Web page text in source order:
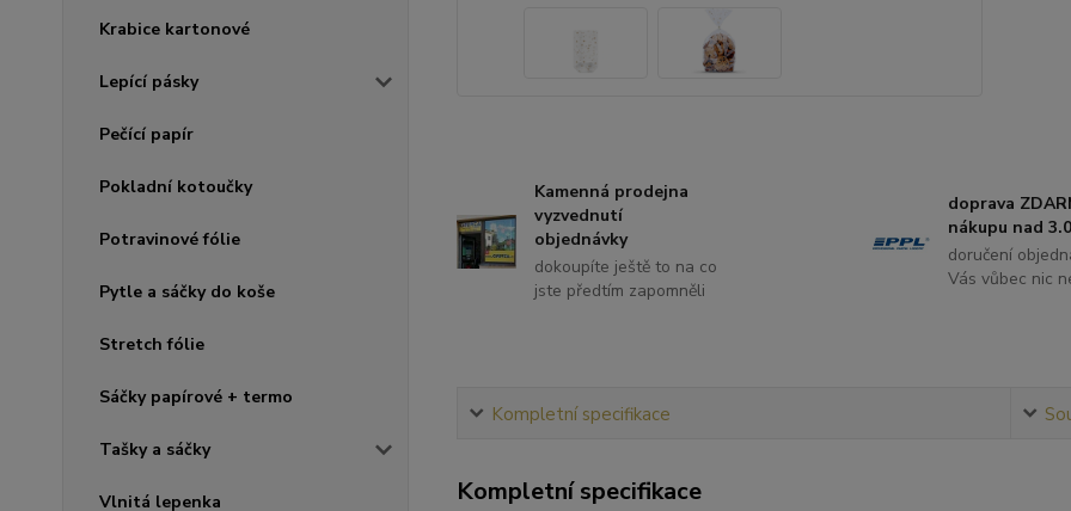
Krabice kartonové
Lepící pásky
Pečící papír
Pokladní kotoučky
Potravinové fólie
Pytle a sáčky do koše
Stretch fólie
Sáčky papírové + termo
Tašky a sáčky
Vlnitá lepenka
Kamenná prodejna
vyzvednutí
objednávky
dokoupíte ještě to na co
jste předtím zapomněli
doprava
nákupu nad
doručení
Vás vůbec nic
Kompletní specifikace
Kompletní specifikace